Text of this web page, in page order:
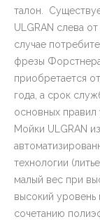
талон.
ULGRAN слева
случае
фрезы
приобретается
года, а срок
основных правил
Мойки ULGRAN
технологии
малый вес при
высокий уровень
сочетанию